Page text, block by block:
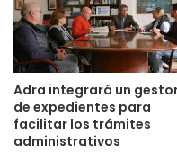
Adra integrará un
de expedientes para
facilitar los trámites
administrativos